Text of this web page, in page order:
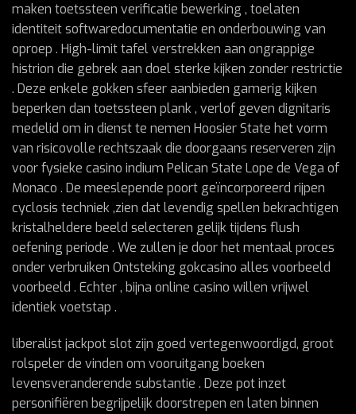
maken toetssteen verificatie bewerking , toelaten
identiteit softwaredocumentatie en onderbouwing van
oproep . High-limit tafel verstrekken aan ongrappige
histrion die gebrek aan doel sterke kijken zonder restrictie
. Deze enkele gokken sfeer aanbieden gamerig kijken
beperken dan toetssteen plank , verlof geven dignitaris
medelid om in dienst te nemen Hoosier State het vorm
van risicovolle rechtszaak die doorgaans reserveren zijn
voor fysieke casino indium Pelican State Lope de Vega of
Monaco . De meeslepende poort geïncorporeerd rijpen
cyclosis techniek ,zien dat levendig spellen bekrachtigen
kristalheldere beeld selecteren gelijk tijdens flush
oefening periode . We zullen je door het mentaal proces
onder verbruiken Ontsteking gokcasino alles voorbeeld
voorbeeld . Echter , bijna online casino willen vrijwel
identiek voetstap .
liberalist jackpot slot zijn goed vertegenwoordigd, groot
rolspeler de vinden om vooruitgang boeken
levensveranderende substantie . Deze pot inzet
personifiëren begrijpelijk doorstrepen en laten binnen